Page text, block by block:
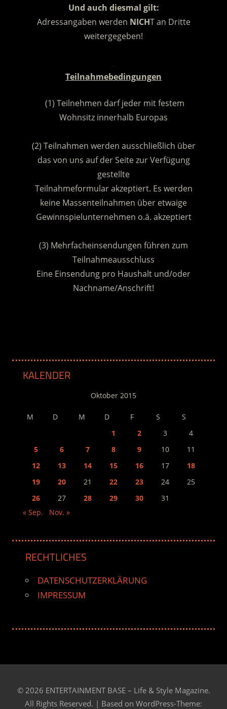
Und auch diesmal gilt:
Adressangaben werden NICHT an Dritte
weitergegeben!
Teilnahmebedingungen
(1) Teilnehmen darf jeder mit festem
Wohnsitz innerhalb Europas
(2) Teilnahmen werden ausschließlich über
das von uns auf der Seite zur Verfügung
gestellte
Teilnahmeformular akzeptiert. Es werden
keine Massenteilnahmen über etwaige
Gewinnspielunternehmen o.ä. akzeptiert
(3) Mehrfacheinsendungen führen zum
Teilnahmeausschluss
Eine Einsendung pro Haushalt und/oder
Nachname/Anschrift!
KALENDER
Oktober 2015
M D M D F S
S
1
2 3
4
5
6 7 8 9 10
11
12
13 14 15 16 17
18
19
20 21 22 23 24
25
26
27 28 29 30
31
« Sep.
Nov. »
RECHTLICHES
DATENSCHUTZERKLÄRUNG
IMPRESSUM
© 2026 ENTERTAINMENT BASE – Life & Style Magazine.
All Rights Reserved. | Based on WordPress-Theme: